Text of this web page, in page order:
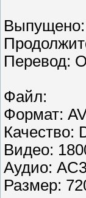
Перевод:
Файл:
Формат:
Качество:
Видео:
Аудио:
Размер: